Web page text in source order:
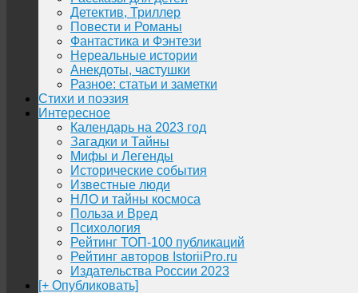
Детектив, Триллер
Повести и Романы
Фантастика и Фэнтези
Нереальные истории
Анекдоты, частушки
Разное: статьи и заметки
Стихи и поэзия
Интересное
Календарь на 2023 год
Загадки и Тайны
Мифы и Легенды
Исторические события
Известные люди
НЛО и тайны космоса
Польза и Вред
Психология
Рейтинг ТОП-100 публикаций
Рейтинг авторов IstoriiPro.ru
Издательства России 2023
[+ Опубликовать]